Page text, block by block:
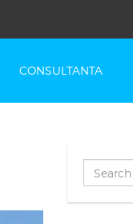
CONSULTANTA
Search
...